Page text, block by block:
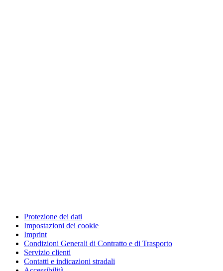
Protezione dei dati
Impostazioni dei cookie
Imprint
Condizioni Generali di Contratto e di Trasporto
Servizio clienti
Contatti e indicazioni stradali